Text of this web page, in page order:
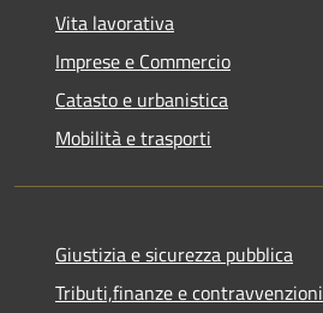
Vita lavorativa
Imprese e Commercio
Catasto e urbanistica
Mobilità e trasporti
Giustizia e sicurezza pubblica
Tributi,finanze e contravvenzioni